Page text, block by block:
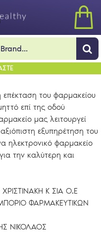
επέκταση του φαρμακείου
επί της οδού
μας λειτουργεί
εξυπηρέτηση του
ηλεκτρονικό φαρμακείο
την καλύτερη και
Κ ΣΙΑ Ο.Ε
ΦΑΡΜΑΚΕΥΤΙΚΩΝ
ΝΙΚΟΛΑΟΣ